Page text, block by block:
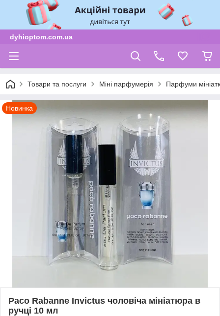
dyhioptom.com.ua
Товари та послуги Міні парфумерія Парфуми
Новинка
Paco Rabanne Invictus чоловіча мініатюра в
ручці 10 мл